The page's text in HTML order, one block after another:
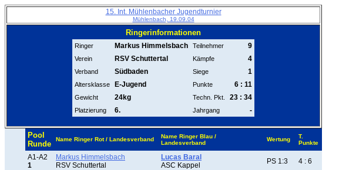
15. Int. Mühlenbacher Jugendturnier
Mühlenbach, 19.09.04
Ringerinformationen
Ringer Markus Himmelsbach Teilnehmer 9
Verein RSV Schuttertal Kämpfe 4
Verband Südbaden Siege 1
Altersklasse E-Jugend Punkte 6 : 11
Gewicht 24kg Techn. Pkt. 23 : 34
Platzierung 6. Jahrgang -
Pool
Runde
Name Ringer Rot / Landesverband
Name Ringer Blau /
Landesverband
Wertung
T.
Punkte
A1-A2
1
Markus Himmelsbach
RSV Schuttertal
Lucas Baral
ASC Kappel
PS 1:3 4 : 6